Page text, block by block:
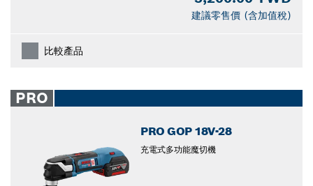
建議零售價 (含加值稅)
比較產品
PRO
PRO GOP 18V-28
充電式多功能魔切機